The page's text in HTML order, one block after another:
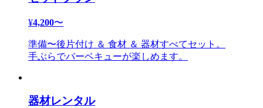
¥4,200〜
準備〜後片付け ＆ 食材 ＆ 器材すべてセット。
手ぶらでバーベキューが楽しめます。
器材レンタル